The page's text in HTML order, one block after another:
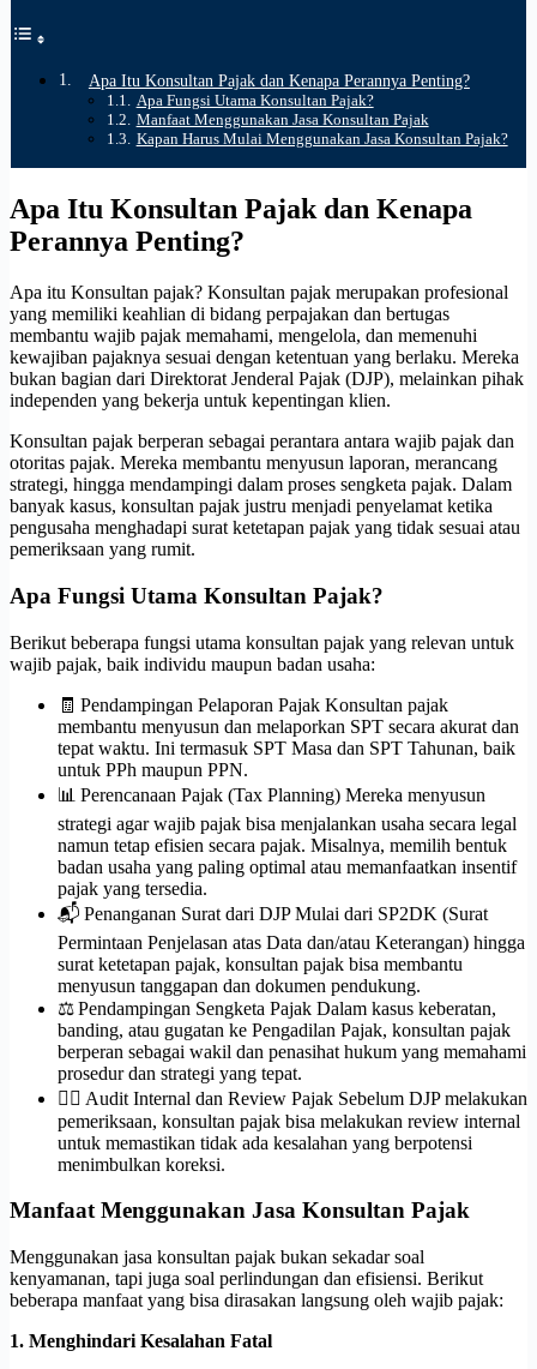
Apa Itu Konsultan Pajak dan Kenapa Perannya Penting?
Apa Fungsi Utama Konsultan Pajak?
Manfaat Menggunakan Jasa Konsultan Pajak
Kapan Harus Mulai Menggunakan Jasa Konsultan Pajak?
Apa Itu Konsultan Pajak dan Kenapa
Perannya Penting?
Apa itu Konsultan pajak? Konsultan pajak merupakan profesional
yang memiliki keahlian di bidang perpajakan dan bertugas
membantu wajib pajak memahami, mengelola, dan memenuhi
kewajiban pajaknya sesuai dengan ketentuan yang berlaku. Mereka
bukan bagian dari Direktorat Jenderal Pajak (DJP), melainkan pihak
independen yang bekerja untuk kepentingan klien.
Konsultan pajak berperan sebagai perantara antara wajib pajak dan
otoritas pajak. Mereka membantu menyusun laporan, merancang
strategi, hingga mendampingi dalam proses sengketa pajak. Dalam
banyak kasus, konsultan pajak justru menjadi penyelamat ketika
pengusaha menghadapi surat ketetapan pajak yang tidak sesuai atau
pemeriksaan yang rumit.
Apa Fungsi Utama Konsultan Pajak?
Berikut beberapa fungsi utama konsultan pajak yang relevan untuk
wajib pajak, baik individu maupun badan usaha:
🧾 Pendampingan Pelaporan Pajak Konsultan pajak
membantu menyusun dan melaporkan SPT secara akurat dan
tepat waktu. Ini termasuk SPT Masa dan SPT Tahunan, baik
untuk PPh maupun PPN.
📊 Perencanaan Pajak (Tax Planning) Mereka menyusun
strategi agar wajib pajak bisa menjalankan usaha secara legal
namun tetap efisien secara pajak. Misalnya, memilih bentuk
badan usaha yang paling optimal atau memanfaatkan insentif
pajak yang tersedia.
📬 Penanganan Surat dari DJP Mulai dari SP2DK (Surat
Permintaan Penjelasan atas Data dan/atau Keterangan) hingga
surat ketetapan pajak, konsultan pajak bisa membantu
menyusun tanggapan dan dokumen pendukung.
⚖️ Pendampingan Sengketa Pajak Dalam kasus keberatan,
banding, atau gugatan ke Pengadilan Pajak, konsultan pajak
berperan sebagai wakil dan penasihat hukum yang memahami
prosedur dan strategi yang tepat.
🕵️‍♂️ Audit Internal dan Review Pajak Sebelum DJP melakukan
pemeriksaan, konsultan pajak bisa melakukan review internal
untuk memastikan tidak ada kesalahan yang berpotensi
menimbulkan koreksi.
Manfaat Menggunakan Jasa Konsultan Pajak
Menggunakan jasa konsultan pajak bukan sekadar soal
kenyamanan, tapi juga soal perlindungan dan efisiensi. Berikut
beberapa manfaat yang bisa dirasakan langsung oleh wajib pajak:
1. Menghindari Kesalahan Fatal